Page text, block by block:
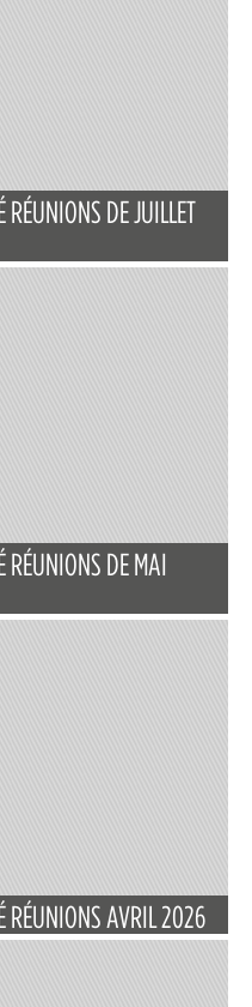
RÉUNIONS DE JUILLET
RÉUNIONS DE MAI
RÉUNIONS AVRIL 2026